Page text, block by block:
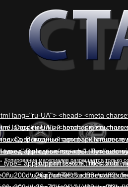
- https://yoast.com/wordpress/plugins/seo/ --> <title>Автоперевозки по Украине ▷ Комфорт и безопасность | 24/7</title> <meta name="description" content="Надежные пассажирские перевозки по всей Украине. Современный автопарк, опытные водители ✅ Индивидуальный подход. Выгодные тарифы. Путешествуйте с комфортом!" /> <link rel="canonical" href="https://auto-vip.com.ua/" /> <meta property="og:locale" content="ru_RU" /> <meta property="og:type" content="website" /> <meta property="og:title" content="Автоперевозки по Украине ▷ Комфорт и безопасность | 24/7" /> <meta property="og:description" content="Надежные пассажирские перевозки по
- https://yoast.com/wordpress/plugins/seo/ --> <title>Автоперевозки по Украине ▷ Комфорт и безопасность | 24/7</title> <meta name="description" content="Надежные пассажирские перевозки по всей Украине. Современный автопарк, опытные водители ✅ Индивидуальный подход. Выгодные тарифы. Путешествуйте с комфортом!" /> <link rel="canonical" href="https://auto-vip.com.ua/" /> <meta property="og:locale" content="ru_RU" /> <meta property="og:type" content="website" /> <meta property="og:title" content="Автоперевозки по Украине ▷ Комфорт и безопасность | 24/7" /> <meta property="og:description" content="Надежные пассажирские перевозки по
Копирование материалов разрешается только